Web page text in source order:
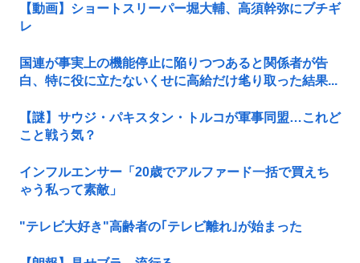
【動画】ショートスリーパー堀大輔、高須幹弥にブチギ
レ
国連が事実上の機能停止に陥りつつあると関係者が告
白、特に役に立たないくせに高給だけ毟り取った結果...
【謎】サウジ・パキスタン・トルコが軍事同盟…これど
こと戦う気？
インフルエンサー「20歳でアルファード一括で買えち
ゃう私って素敵」
"テレビ大好き"高齢者の｢テレビ離れ｣が始まった